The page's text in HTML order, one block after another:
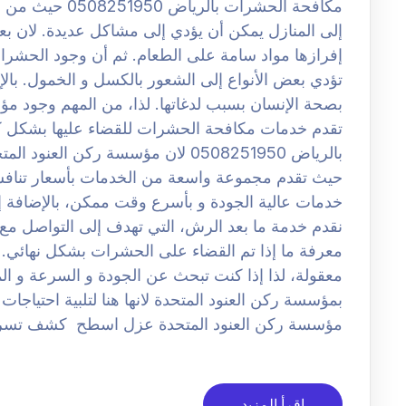
مكافحة
إلى المنازل يمكن أن يؤدي إلى مشاكل عديدة.
إفرازها مواد سامة على الطعام. ثم أن وجود
تؤدي بعض الأنواع إلى الشعور بالكسل و الخمول.
بصحة الإنسان بسبب لدغاتها. لذا، من المهم وجود
تقدم خدمات مكافحة الحشرات للقضاء عليها
بالرياض 0508251950 لان مؤسسة
حيث تقدم مجموعة واسعة من الخدمات بأسعار
خدمات عالية الجودة و بأسرع وقت ممكن، بالإضافة
نقدم خدمة ما بعد الرش، التي تهدف إلى التواصل مع
معرفة ما إذا تم القضاء على الحشرات بشكل نهائي.
معقولة، لذا إذا كنت تبحث عن الجودة و السرعة و
بمؤسسة ركن العنود المتحدة لانها هنا لتلبية
مؤسسة ركن العنود المتحدة عزل اسطح كشف